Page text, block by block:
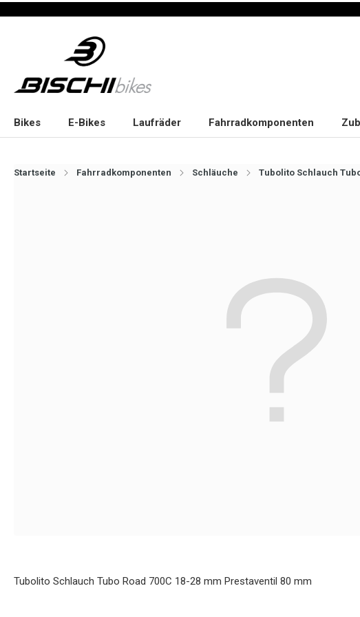
Bikes E-Bikes Laufräder Fahrradkomponenten
Startseite Fahrradkomponenten Schläuche Tubolito Schlauch
Tubolito Schlauch Tubo Road 700C 18-28 mm Prestaventil 80 mm